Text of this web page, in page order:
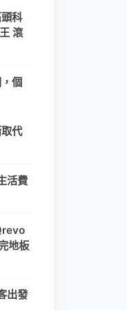
科
滾
個
代
活費
地板
出發